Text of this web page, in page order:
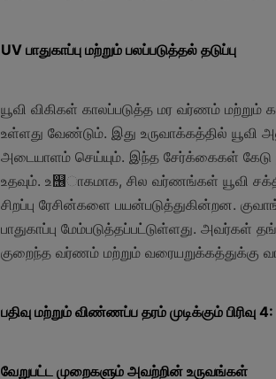
UV பாதுகாப்பு மற்றும் பலப்படுத்தல் தடுப்பு
யூவி விகிகள் காலப்படுத்த மர வர்ணம் மற்றும்
உள்ளது வேண்டும். இது உருவாக்கத்தில் யூவி
அடையாளம் செய்யும். இந்த சேர்க்கைகள் கேடு
உதவும். உ஦ாகமாக, சில வர்ணங்கள் யூவி
சிறப்பு ரேசின்களை பயன்படுத்துகின்றன.
பாதுகாப்பு மேம்படுத்தப்பட்டுள்ளது. அவர்கள்
குறைந்த வர்ணம் மற்றும் வரையறுக்கத்துக்கு
பதிவு மற்றும் விண்ணப்ப தரம் முடிக்கும்
வேறுபட்ட முறைகளும் அவற்றின் உருவங்கள்